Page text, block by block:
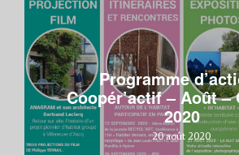
Programme
Coopér’actif – Août –
2020
20 août 2020